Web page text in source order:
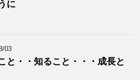
に
03
と・・知ること・・・成長と